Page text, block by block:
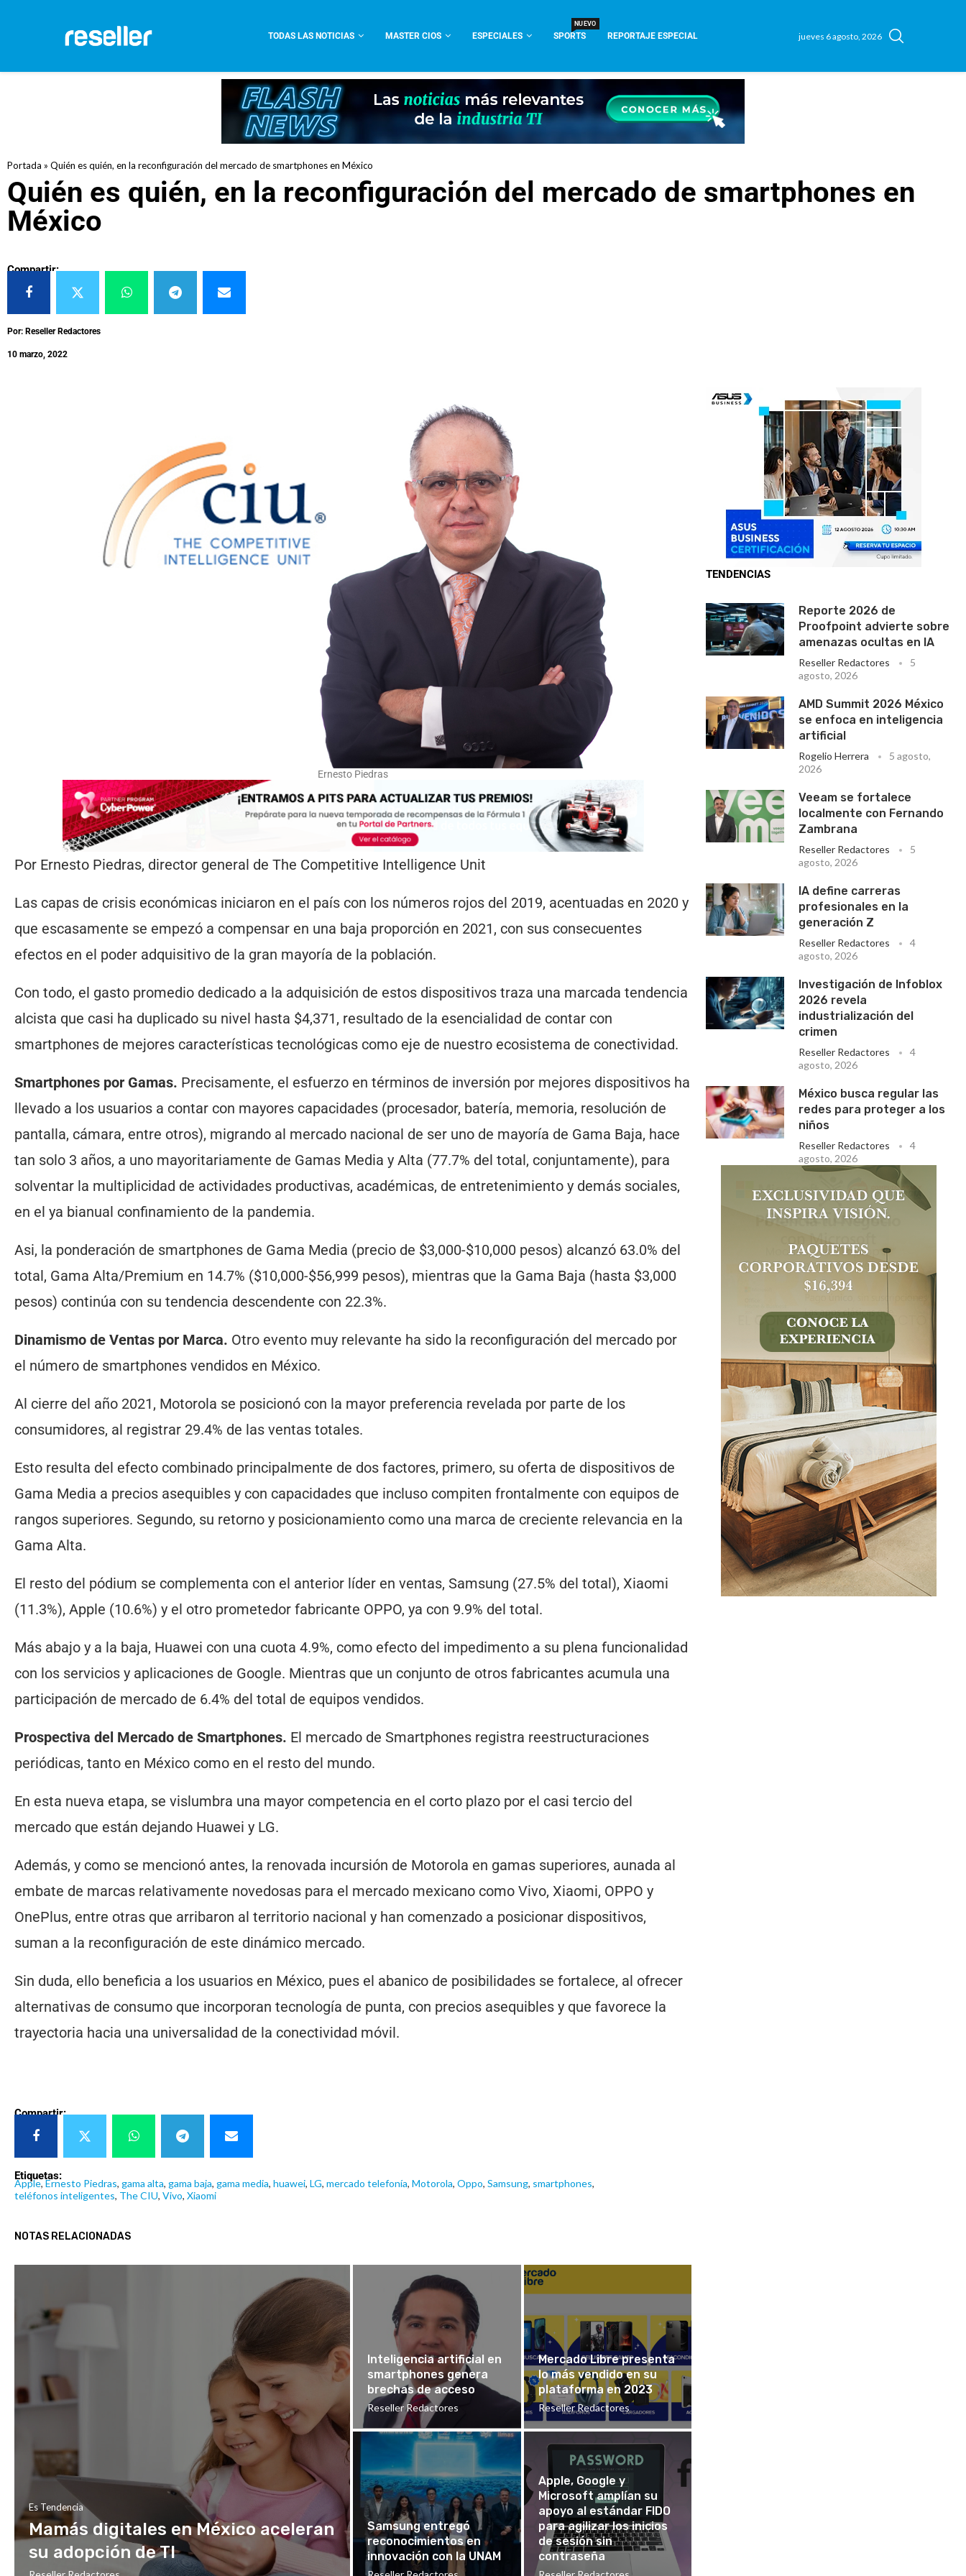
TODAS LAS NOTICIAS MASTER CIOS ESPECIALES SPORTS
NUEVO
REPORTAJE ESPECIAL jueves 6 agosto, 2026
Portada » Quién es quién, en la reconfiguración del mercado de smartphones en México
Quién es quién, en la reconfiguración del mercado de smartphones en
México
Compartir:
Por: Reseller Redactores
10 marzo, 2022
Ernesto Piedras
Por Ernesto Piedras, director general de The Competitive Intelligence Unit
Las capas de crisis económicas iniciaron en el país con los números rojos del 2019, acentuadas en 2020 y
que escasamente se empezó a compensar en una baja proporción en 2021, con sus consecuentes
efectos en el poder adquisitivo de la gran mayoría de la población.
Con todo, el gasto promedio dedicado a la adquisición de estos dispositivos traza una marcada tendencia
alcista que casi ha duplicado su nivel hasta $4,371, resultado de la esencialidad de contar con
smartphones de mejores características tecnológicas como eje de nuestro ecosistema de conectividad.
Smartphones por Gamas. Precisamente, el esfuerzo en términos de inversión por mejores dispositivos ha
llevado a los usuarios a contar con mayores capacidades (procesador, batería, memoria, resolución de
pantalla, cámara, entre otros), migrando al mercado nacional de ser uno de mayoría de Gama Baja, hace
tan solo 3 años, a uno mayoritariamente de Gamas Media y Alta (77.7% del total, conjuntamente), para
solventar la multiplicidad de actividades productivas, académicas, de entretenimiento y demás sociales,
en el ya bianual confinamiento de la pandemia.
Asi, la ponderación de smartphones de Gama Media (precio de $3,000-$10,000 pesos) alcanzó 63.0% del
total, Gama Alta/Premium en 14.7% ($10,000-$56,999 pesos), mientras que la Gama Baja (hasta $3,000
pesos) continúa con su tendencia descendente con 22.3%.
Dinamismo de Ventas por Marca. Otro evento muy relevante ha sido la reconfiguración del mercado por
el número de smartphones vendidos en México.
Al cierre del año 2021, Motorola se posicionó con la mayor preferencia revelada por parte de los
consumidores, al registrar 29.4% de las ventas totales.
Esto resulta del efecto combinado principalmente de dos factores, primero, su oferta de dispositivos de
Gama Media a precios asequibles y con capacidades que incluso compiten frontalmente con equipos de
rangos superiores. Segundo, su retorno y posicionamiento como una marca de creciente relevancia en la
Gama Alta.
El resto del pódium se complementa con el anterior líder en ventas, Samsung (27.5% del total), Xiaomi
(11.3%), Apple (10.6%) y el otro prometedor fabricante OPPO, ya con 9.9% del total.
Más abajo y a la baja, Huawei con una cuota 4.9%, como efecto del impedimento a su plena funcionalidad
con los servicios y aplicaciones de Google. Mientras que un conjunto de otros fabricantes acumula una
participación de mercado de 6.4% del total de equipos vendidos.
Prospectiva del Mercado de Smartphones. El mercado de Smartphones registra reestructuraciones
periódicas, tanto en México como en el resto del mundo.
En esta nueva etapa, se vislumbra una mayor competencia en el corto plazo por el casi tercio del
mercado que están dejando Huawei y LG.
Además, y como se mencionó antes, la renovada incursión de Motorola en gamas superiores, aunada al
embate de marcas relativamente novedosas para el mercado mexicano como Vivo, Xiaomi, OPPO y
OnePlus, entre otras que arribaron al territorio nacional y han comenzado a posicionar dispositivos,
suman a la reconfiguración de este dinámico mercado.
Sin duda, ello beneficia a los usuarios en México, pues el abanico de posibilidades se fortalece, al ofrecer
alternativas de consumo que incorporan tecnología de punta, con precios asequibles y que favorece la
trayectoria hacia una universalidad de la conectividad móvil.
Compartir:
Etiquetas:
Apple,Ernesto Piedras, gama alta, gama baja, gama media, huawei, LG, mercado telefonía, Motorola, Oppo, Samsung, smartphones,
teléfonos inteligentes, The CIU, Vivo, Xiaomi
TENDENCIAS
Reporte 2026 de
Proofpoint advierte sobre
amenazas ocultas en IA
Reseller Redactores
5
agosto, 2026
AMD Summit 2026 México
se enfoca en inteligencia
artificial
Rogelio Herrera
5 agosto,
2026
Veeam se fortalece
localmente con Fernando
Zambrana
Reseller Redactores
5
agosto, 2026
IA define carreras
profesionales en la
generación Z
Reseller Redactores
4
agosto, 2026
Investigación de Infoblox
2026 revela
industrialización del
crimen
Reseller Redactores
4
agosto, 2026
México busca regular las
redes para proteger a los
niños
Reseller Redactores
4
agosto, 2026
NOTAS RELACIONADAS
Es Tendencia
Mamás digitales en México aceleran
su adopción de TI
Inteligencia artificial en
smartphones genera
brechas de acceso
Reseller Redactores
Mercado Libre presenta
lo más vendido en su
plataforma en 2023
Reseller Redactores
Samsung entregó
reconocimientos en
innovación con la UNAM
Apple, Google y
Microsoft amplían su
apoyo al estándar FIDO
para agilizar los inicios
de sesión sin
contraseña